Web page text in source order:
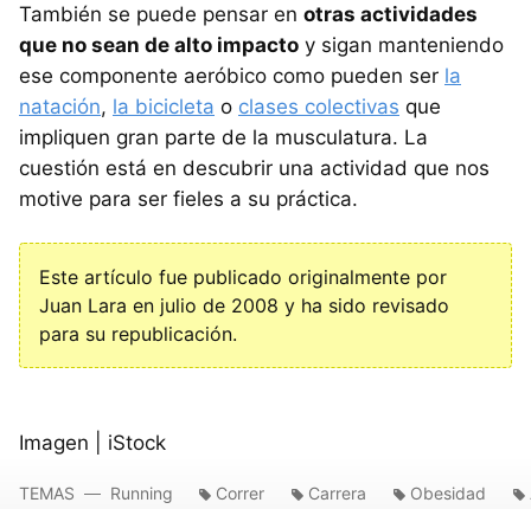
También se puede pensar en otras actividades
que no sean de alto impacto y sigan manteniendo
ese componente aeróbico como pueden ser la
natación, la bicicleta o clases colectivas que
impliquen gran parte de la musculatura. La
cuestión está en descubrir una actividad que nos
motive para ser fieles a su práctica.
Este artículo fue publicado originalmente por
Juan Lara en julio de 2008 y ha sido revisado
para su republicación.
Imagen | iStock
TEMAS Running Correr Carrera Obesidad